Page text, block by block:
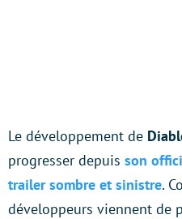
Le développement de
progresser depuis son
trailer sombre et sinistre.
développeurs viennent de